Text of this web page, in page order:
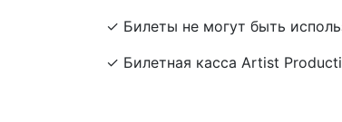
✓ Билеты не могут быть
✓ Билетная касса Artist